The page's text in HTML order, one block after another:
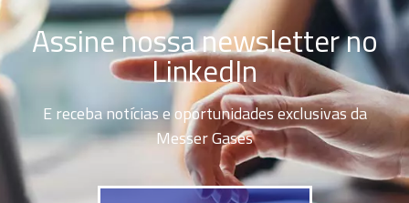
Assine nossa newsletter no
LinkedIn
E receba notícias e oportunidades exclusivas da
Messer Gases